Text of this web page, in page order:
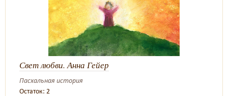
Свет любви. Анна Гейер
Пасхальная история
Остаток: 2